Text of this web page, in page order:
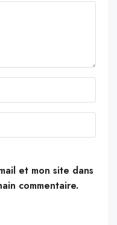
et mon site dans
commentaire.